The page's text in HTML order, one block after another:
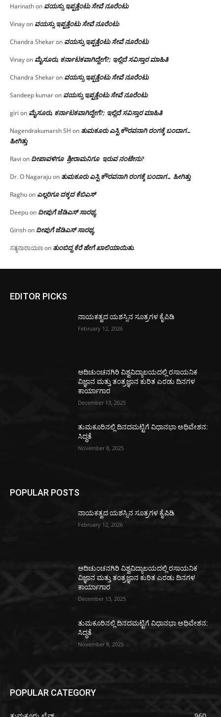
Harinathon ವಯಸ್ಸು ಇಪ್ಪತ್ತೆಂಟು ಸೇವೆ ನೂರೆಂಟು
Vinayon ವಯಸ್ಸು ಇಪ್ಪತ್ತೆಂಟು ಸೇವೆ ನೂರೆಂಟು
Chandra Shekaron ವಯಸ್ಸು ಇಪ್ಪತ್ತೆಂಟು ಸೇವೆ ನೂರೆಂಟು
Vinayon ಮೈಸೂರು, ಕರ್ನಾಟಕವಾಗಿದ್ದೇಗೆ?; ಇಲ್ಲಿದೆ ಸವಿಸ್ತಾರ ಮಾಹಿತಿ
Chandra Shekaron ವಯಸ್ಸು ಇಪ್ಪತ್ತೆಂಟು ಸೇವೆ ನೂರೆಂಟು
Sandeep kumaron ವಯಸ್ಸು ಇಪ್ಪತ್ತೆಂಟು ಸೇವೆ ನೂರೆಂಟು
giri on ಮೈಸೂರು, ಕರ್ನಾಟಕವಾಗಿದ್ದೇಗೆ?; ಇಲ್ಲಿದೆ ಸವಿಸ್ತಾರ ಮಾಹಿತಿ
Nagendrakumarsh SH on ತುಮಕೂರು ಎಸ್ಪಿ ಕೌರವನಾಗಿ ರಂಗಕ್ಕೆ ಬಂದಾಗ…
ಹೀಗಿತ್ತು
Ravi on ದೀಪಾವಳಿಗೂ ಶ್ರೀರಾಮನಿಗೂ ಇರುವ ನಂಟೇನು?
Dr. O Nagarajuon ತುಮಕೂರು ಎಸ್ಪಿ ಕೌರವನಾಗಿ ರಂಗಕ್ಕೆ ಬಂದಾಗ… ಹೀಗಿತ್ತು
Raghuon ಎಲ್ಲರಿಗೂ ದಕ್ಕದ ಕೆಬಿಎಸ್
Deepuon ದೀಪುಗೆ ಜೆಡಿಎಸ್ ಸಾರಥ್ಯ
Girishon ದೀಪುಗೆ ಜೆಡಿಎಸ್ ಸಾರಥ್ಯ
ಸತ್ಯನಾರಾಯಣon ತುಂಬಿದ್ದ ಕೆರೆ ಹೇಗೆ ಖಾಲಿಯಾಯಿತು.
EDITOR PICKS
ನಾಯಕತ್ವದ ಯಶಸ್ಸಿನ ಸೂತ್ರಗಳ ಕೈಪಿಡಿ
February 12, 2026
ಆದಿಚುಂಚನಗಿರಿ ವಿಶ್ವವಿದ್ಯಾಲಯದಲ್ಲಿ ರಸಾಯನಿಕ
ವಿಜ್ಞಾನ ಮತ್ತು ತಂತ್ರಜ್ಞಾನ ಕುರಿತ ಎರಡು ದಿನಗಳ
ಕಾರ್ಯಾಗಾರ
December 13, 2025
ತುಮಕೂರಿನಲ್ಲಿ ದಿನದಮಟ್ಟಿಗೆ ವಿಧಾನಭಾ ಅಧಿವೇಶನ:
ಸಿದ್ಧತೆ
November 8, 2025
POPULAR POSTS
ನಾಯಕತ್ವದ ಯಶಸ್ಸಿನ ಸೂತ್ರಗಳ ಕೈಪಿಡಿ
February 12, 2026
ಆದಿಚುಂಚನಗಿರಿ ವಿಶ್ವವಿದ್ಯಾಲಯದಲ್ಲಿ ರಸಾಯನಿಕ
ವಿಜ್ಞಾನ ಮತ್ತು ತಂತ್ರಜ್ಞಾನ ಕುರಿತ ಎರಡು ದಿನಗಳ
ಕಾರ್ಯಾಗಾರ
December 13, 2025
ತುಮಕೂರಿನಲ್ಲಿ ದಿನದಮಟ್ಟಿಗೆ ವಿಧಾನಭಾ ಅಧಿವೇಶನ:
ಸಿದ್ಧತೆ
November 8, 2025
POPULAR CATEGORY